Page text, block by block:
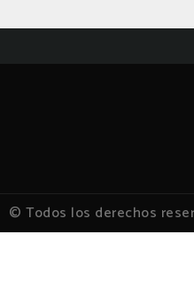
© Todos los derechos